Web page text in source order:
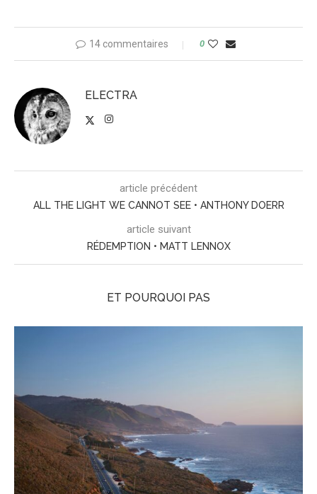
14 commentaires 0
ELECTRA
article précédent
ALL THE LIGHT WE CANNOT SEE • ANTHONY DOERR
article suivant
RÉDEMPTION • MATT LENNOX
ET POURQUOI PAS